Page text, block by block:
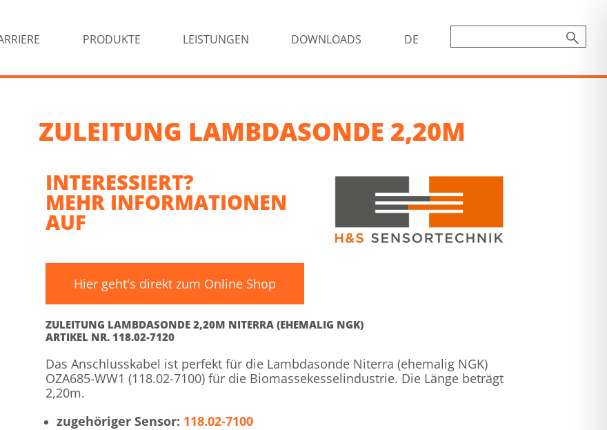
PRODUKTE LEISTUNGEN DOWNLOADS DE
ZULEITUNG LAMBDASONDE 2,20M
INTERESSIERT?
MEHR INFORMATIONEN
AUF
Hier geht's direkt zum Online Shop
ZULEITUNG LAMBDASONDE 2,20M NITERRA (EHEMALIG NGK)
ARTIKEL NR. 118.02-7120
Das Anschlusskabel ist perfekt für die Lambdasonde Niterra (ehemalig NGK)
OZA685-WW1 (118.02-7100) für die Biomassekesselindustrie. Die Länge beträgt
2,20m.
zugehöriger Sensor: 118.02-7100